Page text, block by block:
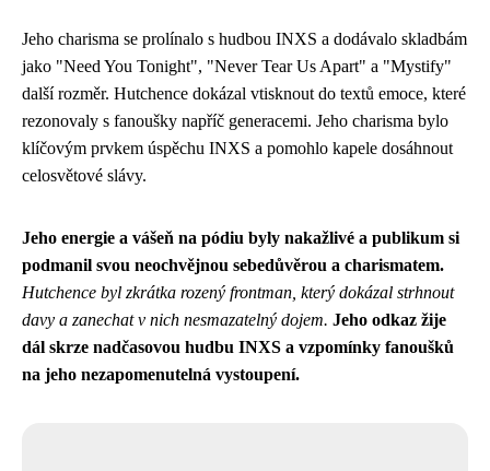
Jeho charisma se prolínalo s hudbou INXS a dodávalo skladbám
jako "Need You Tonight", "Never Tear Us Apart" a "Mystify"
další rozměr. Hutchence dokázal vtisknout do textů emoce, které
rezonovaly s fanoušky napříč generacemi. Jeho charisma bylo
klíčovým prvkem úspěchu INXS a pomohlo kapele dosáhnout
celosvětové slávy.
Jeho energie a vášeň na pódiu byly nakažlivé a publikum si
podmanil svou neochvějnou sebedůvěrou a charismatem.
Hutchence byl zkrátka rozený frontman, který dokázal strhnout
davy a zanechat v nich nesmazatelný dojem. Jeho odkaz žije
dál skrze nadčasovou hudbu INXS a vzpomínky fanoušků
na jeho nezapomenutelná vystoupení.